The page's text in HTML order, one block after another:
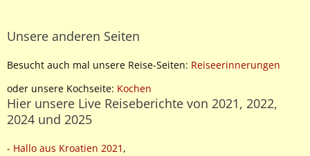
Unsere anderen Seiten
Besucht auch mal unsere Reise-Seiten: Reiseerinnerungen
oder unsere Kochseite: Kochen
Hier unsere Live Reiseberichte von 2021, 2022,
2024 und 2025
- Hallo aus Kroatien 2021 ,